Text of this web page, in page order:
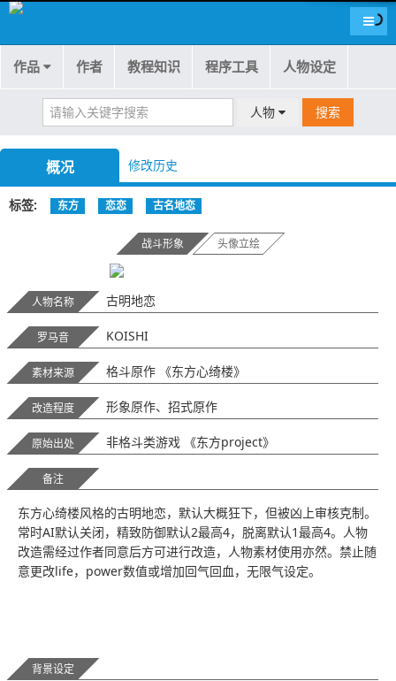
导航
作品 作者 教程知识 程序工具 人物设定
人物 搜索
概况 修改历史
标签 东方 恋恋 古名地恋
战斗形象 头像立绘
人物名称 古明地恋
罗马音 KOISHI
素材来源 格斗原作 《东方心绮楼》
改造程度 形象原作、招式原作
原始出处 非格斗类游戏 《东方project》
备注
东方心绮楼风格的古明地恋，默认大概狂下，但被凶上审核克制。
常时AI默认关闭，精致防御默认2最高4，脱离默认1最高4。人物
改造需经过作者同意后方可进行改造，人物素材使用亦然。禁止随
意更改life，power数值或增加回气回血，无限气设定。
背景设定